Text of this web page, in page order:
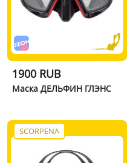
1900 RUB
Маска ДЕЛЬФИН ГЛЭНС
SCORPENA